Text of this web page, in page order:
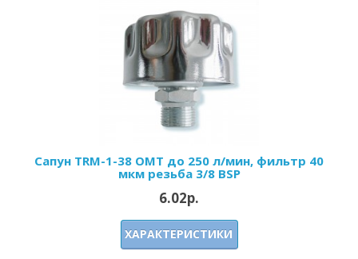
Сапун TRM-1-38 OMT до 250 л/мин, фильтр 40
мкм резьба 3/8 BSP
6.02р.
ХАРАКТЕРИСТИКИ